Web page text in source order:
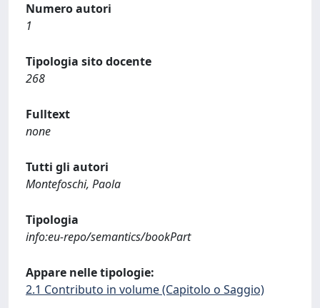
Numero autori
1
Tipologia sito docente
268
Fulltext
none
Tutti gli autori
Montefoschi, Paola
Tipologia
info:eu-repo/semantics/bookPart
Appare nelle tipologie:
2.1 Contributo in volume (Capitolo o Saggio)